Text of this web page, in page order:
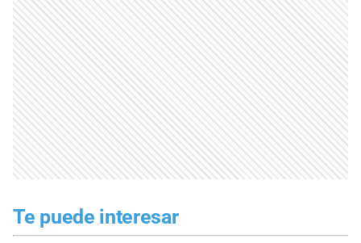
Te puede interesar